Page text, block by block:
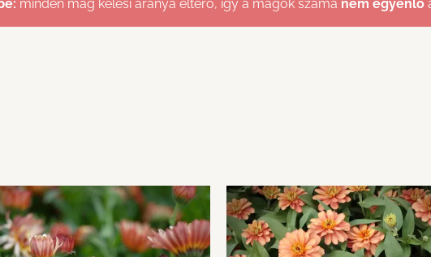
minden mag kelési aránya eltérő, így a magok száma nem egyenlő